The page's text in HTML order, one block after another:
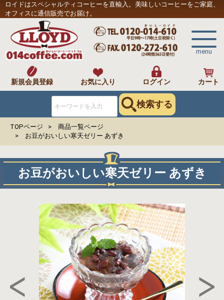
ロイドはスペシャルティコーヒーを直輸入。美味しいコーヒーをご家庭、
オフィスに通信販売でお届け。
menu
新規会員登録 お気に入り ログイン カート
検索する
TOPページ
商品一覧ページ
お豆がおいしい寒天ゼリー あずき
お豆がおいしい寒天ゼリー あずき